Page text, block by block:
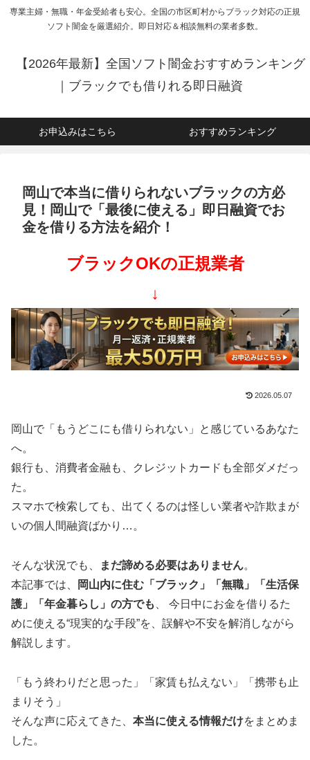
専業主婦・無職・年金受給者も安心。全国の市区町村からブラック対応の正規
ソフト闇金を厳選紹介。即日対応＆相談無料の業者多数。
【2026年最新】全国ソフト闇金おすすめランキング
｜ブラックでも借りれる即日融資
お申込みはこちら おすすめランキング
岡山で本当に借りられないブラックの方必
見！岡山で「最後に使える」即日融資でお
金を借りる方法を紹介！
ブラックOKの正規業者
↓
2026.05.07
岡山で「もうどこにも借りられない」と感じているあなた
へ。
銀行も、消費者金融も、クレジットカードも全部ダメだっ
た。
スマホで検索しても、出てくるのは怪しい業者や詐欺まが
いの個人間融資ばかり…。
そんな状況でも、 まだ諦める必要はありません。
本記事では、
岡山内に住む「ブラック」「無職」「生活保
護」「年金暮らし」の方でも
、 今日中にお金を借りるた
めに使える“現実的な手段”を、誤解や不安を解消しながら
解説します。
「もう終わりだと思った」「家賃も払えない」「携帯も止
まりそう」
そんな声に応えてきた、 本当に使える情報だけをまとめま
した。